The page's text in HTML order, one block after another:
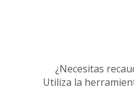
¿Necesitas
Utiliza la